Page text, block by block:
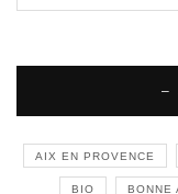
–
AIX EN PROVENCE
BIO BONNE